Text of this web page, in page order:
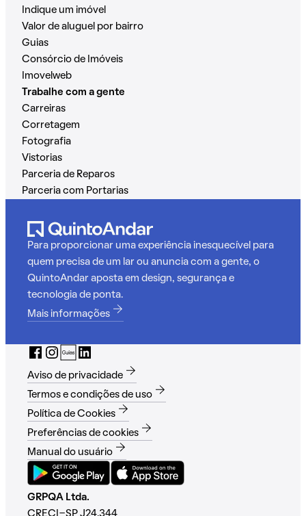
Indique um imóvel
Valor de aluguel por bairro
Guias
Consórcio de Imóveis
Imovelweb
Trabalhe com a gente
Carreiras
Corretagem
Fotografia
Vistorias
Parceria de Reparos
Parceria com Portarias
Para proporcionar uma experiência inesquecível para
quem precisa de um lar ou anuncia com a gente, o
QuintoAndar aposta em design, segurança e
tecnologia de ponta.
Mais informações
Aviso de privacidade
Termos e condições de uso
Política de Cookies
Preferências de cookies
Manual do usuário
GRPQA Ltda.